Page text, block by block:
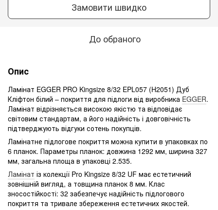
Замовити швидко
До обраного
Опис
Ламінат EGGER PRO Kingsize 8/32 EPL057 (H2051) Дуб
Кліфтон білий – покриття для підлоги від виробника EGGER.
Ламінат відрізняється високою якістю та відповідає
світовим стандартам, а його надійність і довговічність
підтверджують відгуки сотень покупців.
Ламінатне підлогове покриття можна купити в упаковках по
6 планок. Параметры планок: довжина 1292 мм, ширина 327
мм, загальна площа в упаковці 2.535.
Ламінат із колекції Pro Kingsize 8/32 UF має естетичний
зовнішній вигляд, а товщина планок 8 мм. Клас
зносостійкості: 32 забезпечує надійність підлогового
покриття та тривале збереження естетичних якостей.